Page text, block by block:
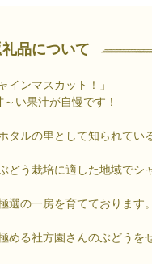
品について
インマスカット！」
い果汁が自慢です！
タルの里として知られてい
どう栽培に適した地域でシ
選の一房を育てております。
める社方園さんのぶどうを